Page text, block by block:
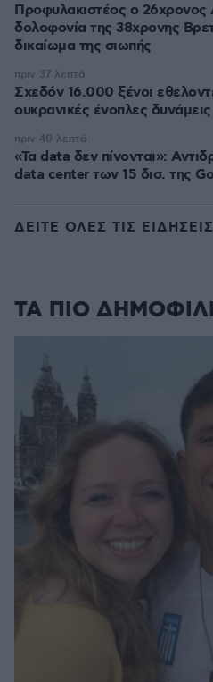
Προφυλακιστέος ο 26χρονος
δολοφονία της 38χρονης
δικαίωμα της σιωπής
Σχεδόν 16.000 ξένοι
ουκρανικές ένοπλες δυνάμεις
πριν 37 λεπτά
«Τα data δεν πίνονται»:
data center των 15 δισ. της
πριν 40 λεπτά
ΔΕΙΤΕ ΟΛΕΣ ΤΙΣ ΕΙΔΗΣΕΙΣ
ΤΑ ΠΙΟ